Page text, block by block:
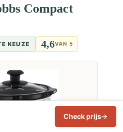
Compact
KEUZE 4,6VAN 5
Check prijs